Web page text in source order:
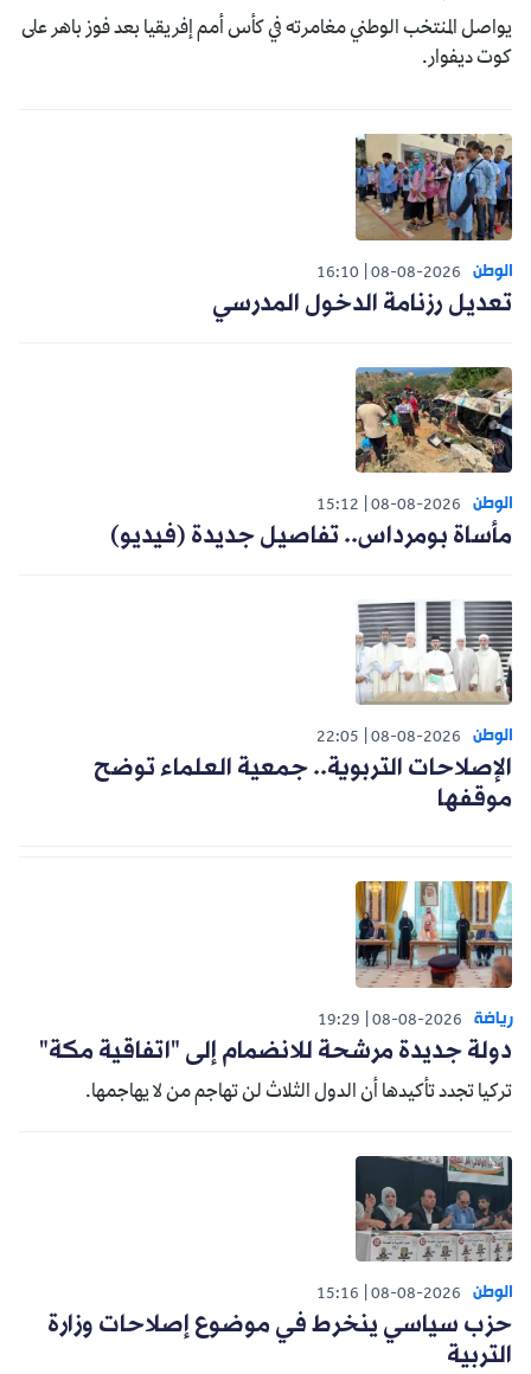
يواصل المنتخب الوطني مغامرته في كأس أمم إفريقيا بعد فوز باهر على
كوت ديفوار.
الوطن 08-08-2026
16:10
تعديل رزنامة الدخول المدرسي
الوطن 08-08-2026
15:12
مأساة بومرداس.. تفاصيل جديدة (فيديو)
الوطن 08-08-2026
22:05
الإصلاحات التربوية.. جمعية العلماء توضح
موقفها
رياضة 08-08-2026
19:29
دولة جديدة مرشحة للانضمام إلى "اتفاقية مكة"
تركيا تجدد تأكيدها أن الدول الثلاث لن تهاجم من لا يهاجمها.
الوطن 08-08-2026
15:16
حزب سياسي ينخرط في موضوع إصلاحات وزارة
التربية